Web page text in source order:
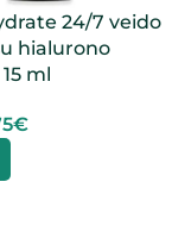
24/7 veido
hialurono
ml
€